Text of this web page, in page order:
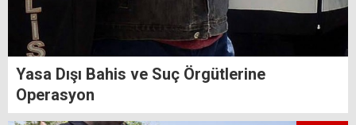
Yasa Dışı Bahis ve Suç Örgütlerine
Operasyon